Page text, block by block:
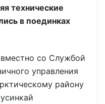
технические
в поединках
со Службой
управления
району